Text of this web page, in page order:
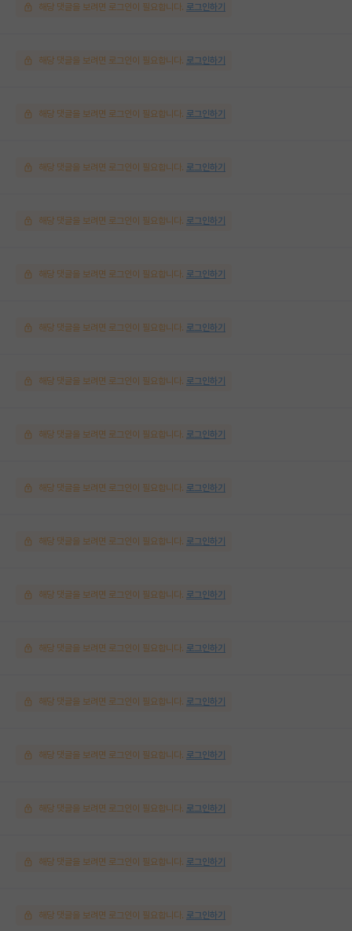
해당 댓글을 보려면 로그인이 필요합니다. 로그인하기
해당 댓글을 보려면 로그인이 필요합니다. 로그인하기
해당 댓글을 보려면 로그인이 필요합니다. 로그인하기
해당 댓글을 보려면 로그인이 필요합니다. 로그인하기
해당 댓글을 보려면 로그인이 필요합니다. 로그인하기
해당 댓글을 보려면 로그인이 필요합니다. 로그인하기
해당 댓글을 보려면 로그인이 필요합니다. 로그인하기
해당 댓글을 보려면 로그인이 필요합니다. 로그인하기
해당 댓글을 보려면 로그인이 필요합니다. 로그인하기
해당 댓글을 보려면 로그인이 필요합니다. 로그인하기
해당 댓글을 보려면 로그인이 필요합니다. 로그인하기
해당 댓글을 보려면 로그인이 필요합니다. 로그인하기
해당 댓글을 보려면 로그인이 필요합니다. 로그인하기
해당 댓글을 보려면 로그인이 필요합니다. 로그인하기
해당 댓글을 보려면 로그인이 필요합니다. 로그인하기
해당 댓글을 보려면 로그인이 필요합니다. 로그인하기
해당 댓글을 보려면 로그인이 필요합니다. 로그인하기
해당 댓글을 보려면 로그인이 필요합니다. 로그인하기